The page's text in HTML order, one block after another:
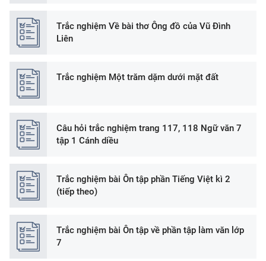
Trắc nghiệm Về bài thơ Ông đồ của Vũ Đình
Liên
Trắc nghiệm Một trăm dặm dưới mặt đất
Câu hỏi trắc nghiệm trang 117, 118 Ngữ văn 7
tập 1 Cánh diều
Trắc nghiệm bài Ôn tập phần Tiếng Việt kì 2
(tiếp theo)
Trắc nghiệm bài Ôn tập về phần tập làm văn lớp
7